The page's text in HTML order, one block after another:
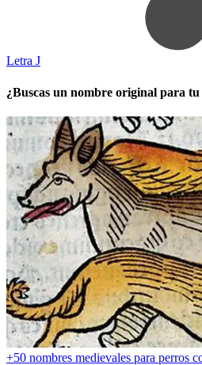
Letra J
¿Buscas un nombre original para
+50 nombres medievales para perros